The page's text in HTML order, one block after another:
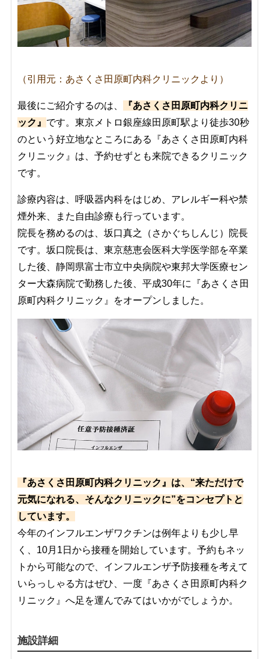
（引用元：あさくさ田原町内科クリニックより）
最後にご紹介するのは、
『あさくさ田原町内科クリニ
ック』 です。東京メトロ銀座線田原町駅より徒歩30秒
のという好立地なところにある『あさくさ田原町内科
クリニック』は、予約せずとも来院できるクリニック
です。
診療内容は、呼吸器内科をはじめ、アレルギー科や禁
煙外来、また自由診療も行っています。
院長を務めるのは、坂口真之（さかぐちしんじ）院長
です。坂口院長は、東京慈恵会医科大学医学部を卒業
した後、静岡県富士市立中央病院や東邦大学医療セン
ター大森病院で勤務した後、平成30年に『あさくさ田
原町内科クリニック』をオープンしました。
『あさくさ田原町内科クリニック』は、“来ただけで
元気になれる、そんなクリニックに”をコンセプトと
しています。
今年のインフルエンザワクチンは例年よりも少し早
く、10月1日から接種を開始しています。予約もネッ
トから可能なので、インフルエンザ予防接種を考えて
いらっしゃる方はぜひ、一度『あさくさ田原町内科ク
リニック』へ足を運んでみてはいかがでしょうか。
施設詳細